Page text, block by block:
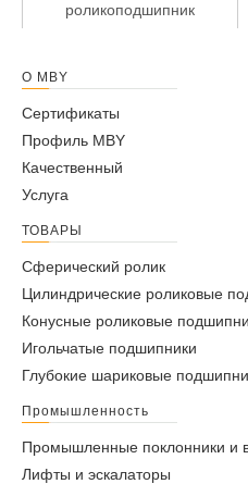
роликоподшипник
О MBY
Сертификаты
Профиль MBY
Качественный
Услуга
ТОВАРЫ
Сферический ролик
Цилиндрические роликовые
Конусные роликовые
Игольчатые подшипники
Глубокие шариковые
Промышленность
Промышленные поклонники и
Лифты и эскалаторы